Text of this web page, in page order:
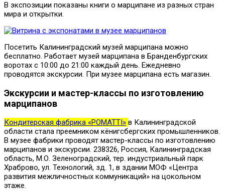
В экспозиции показаны книги о марципане из разных стран
мира и открытки.
Посетить Калининградский музей марципана можно
бесплатно. Работает музей марципана в Бранденбургских
воротах с 10:00 до 21:00 каждый день. Ежедневно
проводятся экскурсии. При музее марципана есть магазин.
Экскурсии и мастер-классы по изготовлению
марципанов
Кондитерская фабрика «POMATTI» в Калининградской
области стала преемником кёнигсбергских промышленников.
В музее фабрики проводят мастер-классы по изготовлению
марципанов и экскурсии. 238326, Россия, Калининградская
область, М.О. Зеленоградский, тер. индустриальный парк
Храброво, ул. Технологий, зд. 1, в здании МОФ «Центра
развития межличностных коммуникаций» на цокольном
этаже.